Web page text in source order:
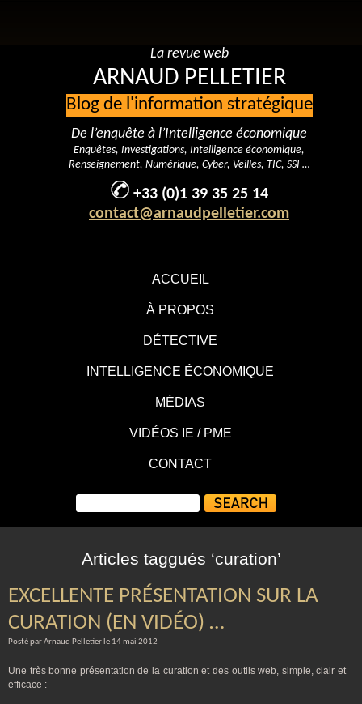
ACCUEIL
À PROPOS
DÉTECTIVE
INTELLIGENCE ÉCONOMIQUE
MÉDIAS
VIDÉOS IE / PME
CONTACT
La revue web
ARNAUD PELLETIER
Blog de l'information stratégique
De l’enquête à l’Intelligence économique
Enquêtes, Investigations, Intelligence économique,
Renseignement, Numérique, Cyber, Veilles, TIC, SSI …
+33 (0)1 39 35 25 14
contact@arnaudpelletier.com
Articles taggués ‘curation’
EXCELLENTE PRÉSENTATION SUR LA
CURATION (EN VIDÉO) …
Posté par Arnaud Pelletier le 14 mai 2012
Une très bonne présentation de la curation et des outils web, simple, clair et
efficace :